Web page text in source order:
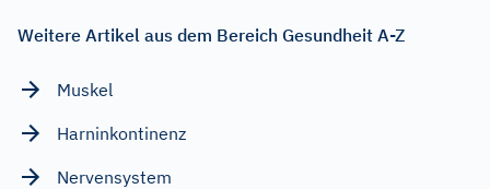
Weitere Artikel aus dem Bereich Gesundheit A-Z
Muskel
Harninkontinenz
Nervensystem